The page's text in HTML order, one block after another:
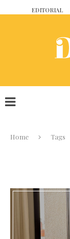
EDITORIAL
Home Tags